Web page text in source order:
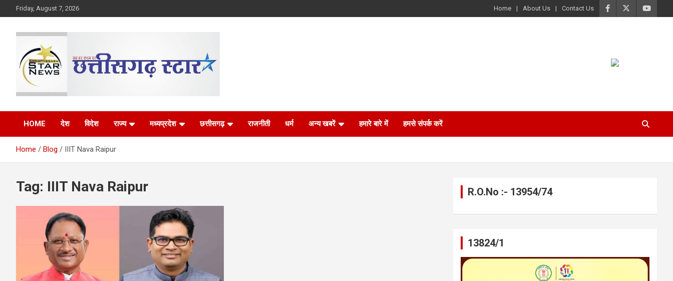
to
Friday, August 7, 2026 Home About Us Contact Us
Chhattisgarh Star
HOME देश विदेश राज्य मध्यप्रदेश छत्तीसगढ़ राजनीती धर्म अन्य खबरें हमारे बारे में हमसे संपर्क करें
Home Blog IIIT Nava Raipur
Tag: IIIT Nava Raipur R.O.No :- 13954/74
13824/1